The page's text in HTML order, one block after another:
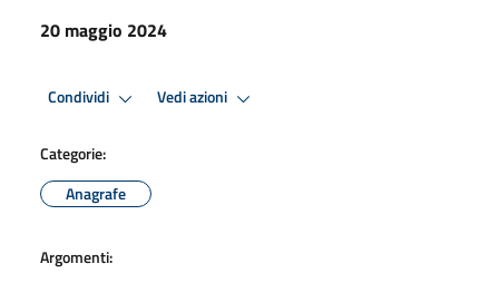
20 maggio 2024
Condividi Vedi azioni
Categorie:
Anagrafe
Argomenti: